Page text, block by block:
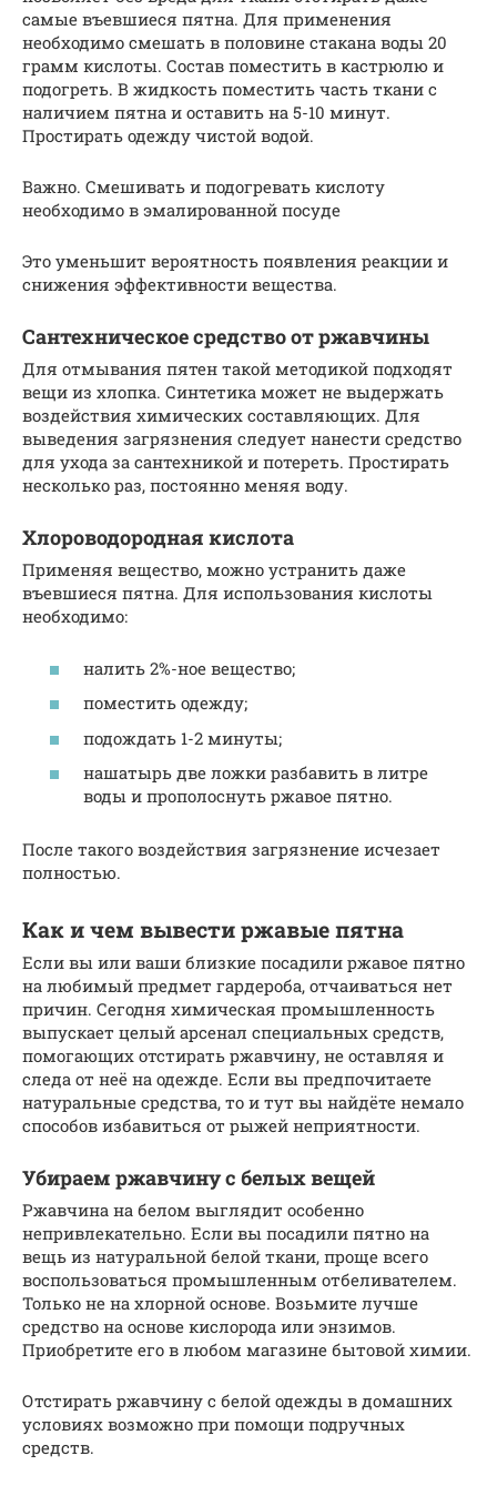
самые въевшиеся пятна. Для применения
необходимо смешать в половине стакана воды 20
грамм кислоты. Состав поместить в кастрюлю и
подогреть. В жидкость поместить часть ткани с
наличием пятна и оставить на 5-10 минут.
Простирать одежду чистой водой.
Важно. Смешивать и подогревать кислоту
необходимо в эмалированной посуде
Это уменьшит вероятность появления реакции и
снижения эффективности вещества.
Сантехническое средство от ржавчины
Для отмывания пятен такой методикой подходят
вещи из хлопка. Синтетика может не выдержать
воздействия химических составляющих. Для
выведения загрязнения следует нанести средство
для ухода за сантехникой и потереть. Простирать
несколько раз, постоянно меняя воду.
Хлороводородная кислота
Применяя вещество, можно устранить даже
въевшиеся пятна. Для использования кислоты
необходимо:
налить 2%-ное вещество;
поместить одежду;
подождать 1-2 минуты;
нашатырь две ложки разбавить в литре
воды и прополоснуть ржавое пятно.
После такого воздействия загрязнение исчезает
полностью.
Как и чем вывести ржавые пятна
Если вы или ваши близкие посадили ржавое пятно
на любимый предмет гардероба, отчаиваться нет
причин. Сегодня химическая промышленность
выпускает целый арсенал специальных средств,
помогающих отстирать ржавчину, не оставляя и
следа от неё на одежде. Если вы предпочитаете
натуральные средства, то и тут вы найдёте немало
способов избавиться от рыжей неприятности.
Убираем ржавчину с белых вещей
Ржавчина на белом выглядит особенно
непривлекательно. Если вы посадили пятно на
вещь из натуральной белой ткани, проще всего
воспользоваться промышленным отбеливателем.
Только не на хлорной основе. Возьмите лучше
средство на основе кислорода или энзимов.
Приобретите его в любом магазине бытовой химии.
Отстирать ржавчину с белой одежды в домашних
условиях возможно при помощи подручных
средств.